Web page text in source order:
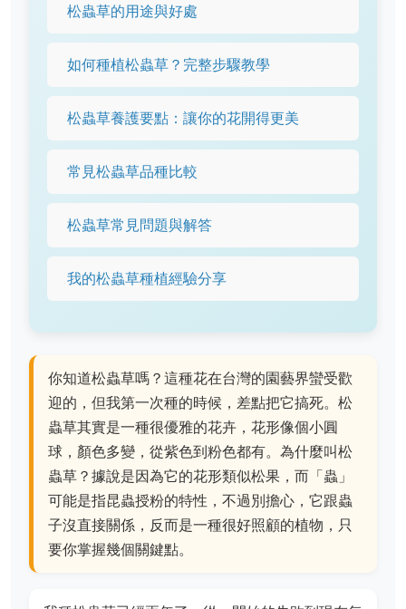
松蟲草的用途與好處
如何種植松蟲草？完整步驟教學
松蟲草養護要點：讓你的花開得更美
常見松蟲草品種比較
松蟲草常見問題與解答
我的松蟲草種植經驗分享
你知道松蟲草嗎？這種花在台灣的園藝界蠻受歡
迎的，但我第一次種的時候，差點把它搞死。松
蟲草其實是一種很優雅的花卉，花形像個小圓
球，顏色多變，從紫色到粉色都有。為什麼叫松
蟲草？據說是因為它的花形類似松果，而「蟲」
可能是指昆蟲授粉的特性，不過別擔心，它跟蟲
子沒直接關係，反而是一種很好照顧的植物，只
要你掌握幾個關鍵點。